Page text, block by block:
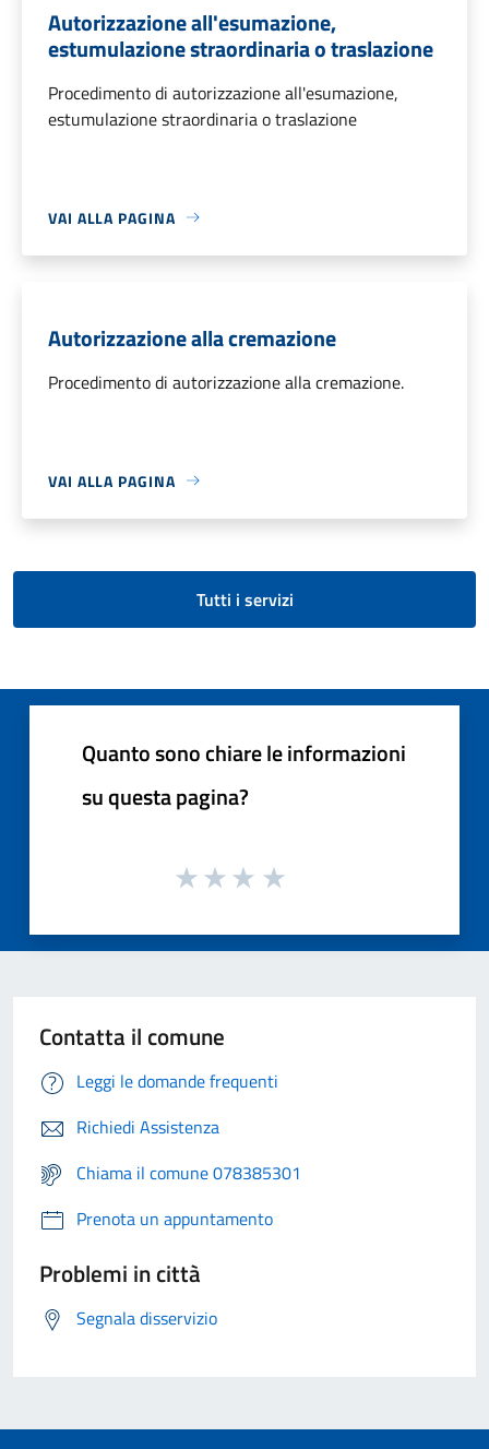
Autorizzazione all'esumazione,
estumulazione straordinaria o traslazione
Procedimento di autorizzazione all'esumazione,
estumulazione straordinaria o traslazione
VAI ALLA PAGINA
Autorizzazione alla cremazione
Procedimento di autorizzazione alla cremazione.
VAI ALLA PAGINA
Tutti i servizi
Quanto sono chiare le informazioni
su questa pagina?
Contatta il comune
Leggi le domande frequenti
Richiedi Assistenza
Chiama il comune 078385301
Prenota un appuntamento
Problemi in città
Segnala disservizio